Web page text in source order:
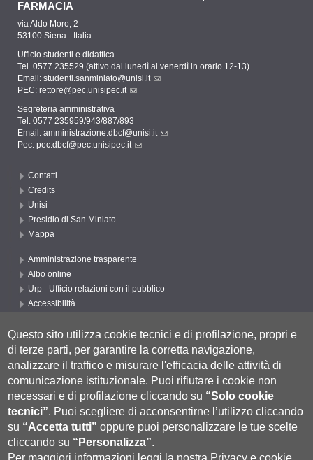
FARMACIA
via Aldo Moro, 2
53100 Siena - Italia
Ufficio studenti e didattica
Tel. 0577 235529 (attivo dal lunedì al venerdì in orario 12-13)
Email: studenti.sanminiato@unisi.it
PEC: rettore@pec.unisipec.it
Segreteria amministrativa
Tel. 0577 235959/943/887/893
Email: amministrazione.dbcf@unisi.it
Pec: pec.dbcf@pec.unisipec.it
Contatti
Credits
Unisi
Presidio di San Miniato
Mappa
Amministrazione trasparente
Albo online
Urp - Ufficio relazioni con il pubblico
Accessibilità
Cookie settings
Segui UNISI
Questo sito utilizza cookie tecnici e di profilazione, propri e
di terze parti, per garantire la corretta navigazione,
analizzare il traffico e misurare l'efficacia delle attività di
comunicazione istituzionale. Puoi rifiutare i cookie non
necessari e di profilazione cliccando su “Solo cookie
tecnici”. Puoi scegliere di acconsentirne l’utilizzo cliccando
su “Accetta tutti” oppure puoi personalizzare le tue scelte
cliccando su “Personalizza”.